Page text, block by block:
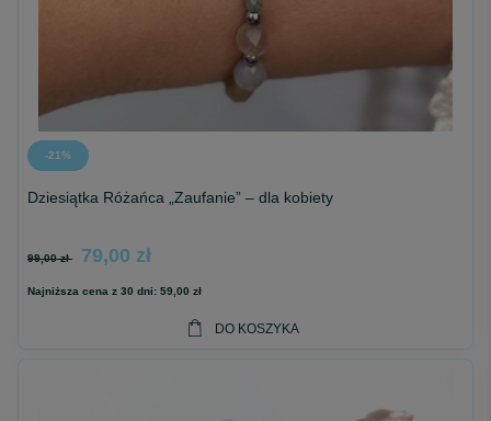
-21%
Dziesiątka Różańca „Zaufanie” – dla kobiety
99,00 zł 79,00 zł
Najniższa cena z 30 dni: 59,00 zł
DO KOSZYKA